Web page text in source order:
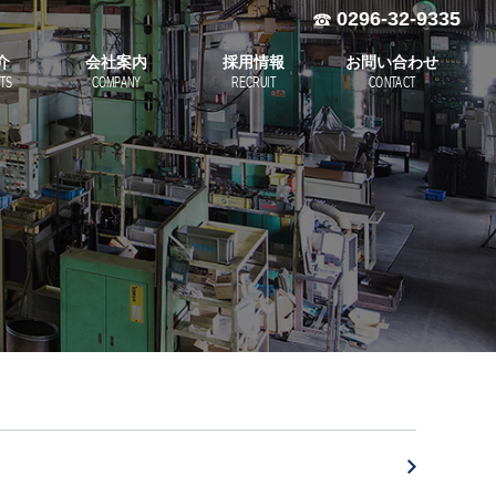
0296-32-9335
会社案内
COMPANY
採用情報
RECRUIT
お問い合わせ
CONTACT